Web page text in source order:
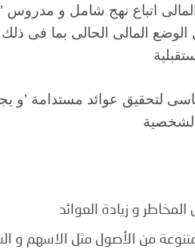
اتباع نهج شامل و مدروس
الوضع المالى الحالى بما فى
لتحقيق عوائد مستدامة ’و
و زيادة العوائد
من الأصول مثل الاسهم و